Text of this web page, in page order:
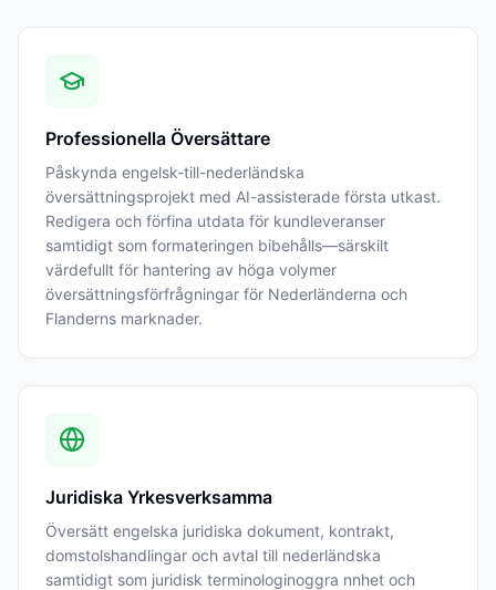
Professionella Översättare
Påskynda engelsk-till-nederländska
översättningsprojekt med AI-assisterade första utkast.
Redigera och förfina utdata för kundleveranser
samtidigt som formateringen bibehålls—särskilt
värdefullt för hantering av höga volymer
översättningsförfrågningar för Nederländerna och
Flanderns marknader.
Juridiska Yrkesverksamma
Översätt engelska juridiska dokument, kontrakt,
domstolshandlingar och avtal till nederländska
samtidigt som juridisk terminologinoggra nnhet och